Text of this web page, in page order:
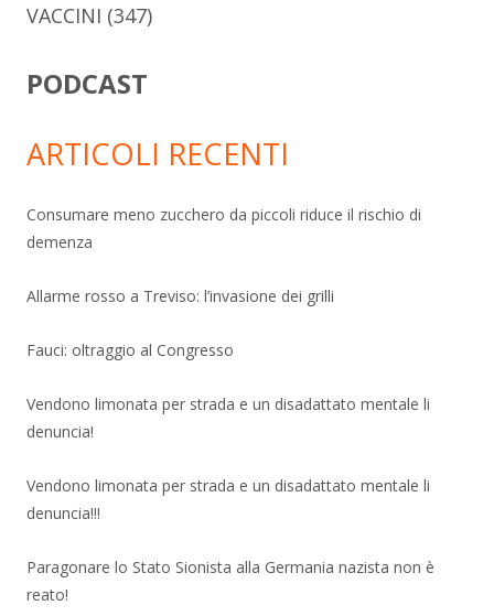
VACCINI (347)
PODCAST
ARTICOLI RECENTI
Consumare meno zucchero da piccoli riduce il rischio di
demenza
Allarme rosso a Treviso: l’invasione dei grilli
Fauci: oltraggio al Congresso
Vendono limonata per strada e un disadattato mentale li
denuncia!
Vendono limonata per strada e un disadattato mentale li
denuncia!!!
Paragonare lo Stato Sionista alla Germania nazista non è
reato!